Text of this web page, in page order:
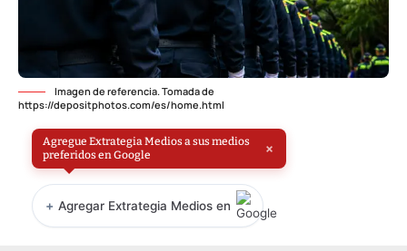
Imagen de referencia. Tomada de
https://depositphotos.com/es/home.html
Agregue Extrategia Medios a sus medios
preferidos en Google
×
+ Agregar Extrategia Medios en